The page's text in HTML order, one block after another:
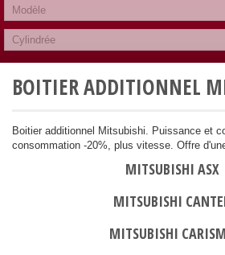
BOITIER ADDITIONNEL
Boitier additionnel Mitsubishi. Puissance et
consommation -20%, plus vitesse. Offre
MITSUBISHI ASX
MITSUBISHI
MITSUBISHI